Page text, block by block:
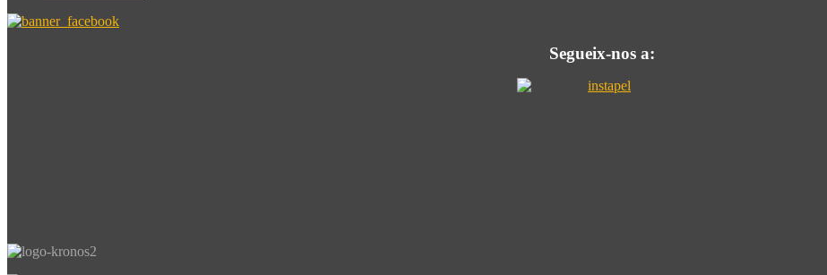
Segueix-nos a: